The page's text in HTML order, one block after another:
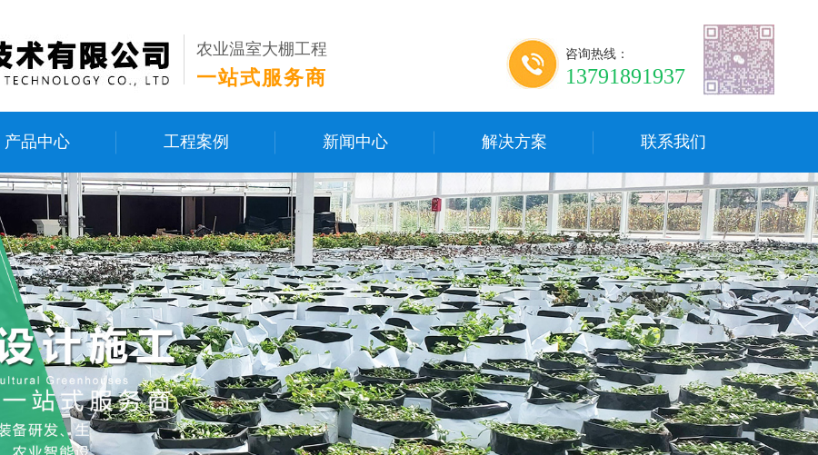
农业温室大棚工程
一站式服务商
咨询热线：
13791891937
产品中心 工程案例 新闻中心 解决方案 联系我们